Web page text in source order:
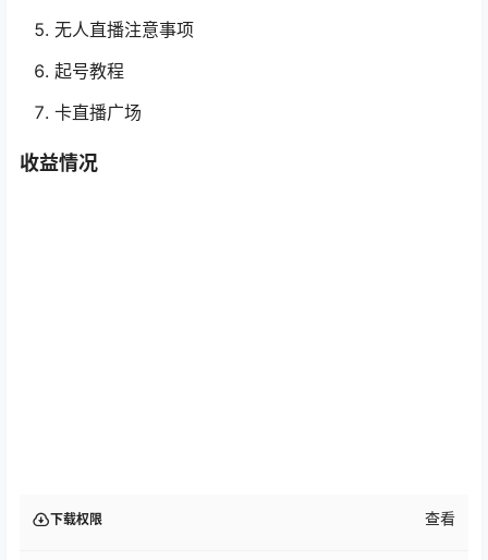
无人直播注意事项
起号教程
卡直播广场
收益情况
下载权限 查看